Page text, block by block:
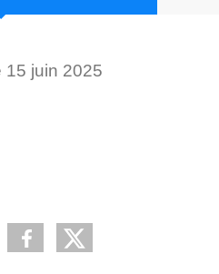
15 juin 2025